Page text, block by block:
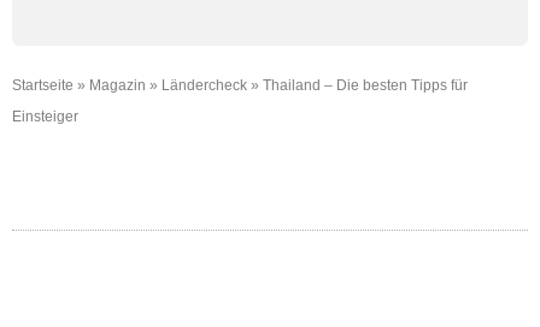
Startseite » Magazin » Ländercheck » Thailand – Die besten Tipps für
Einsteiger